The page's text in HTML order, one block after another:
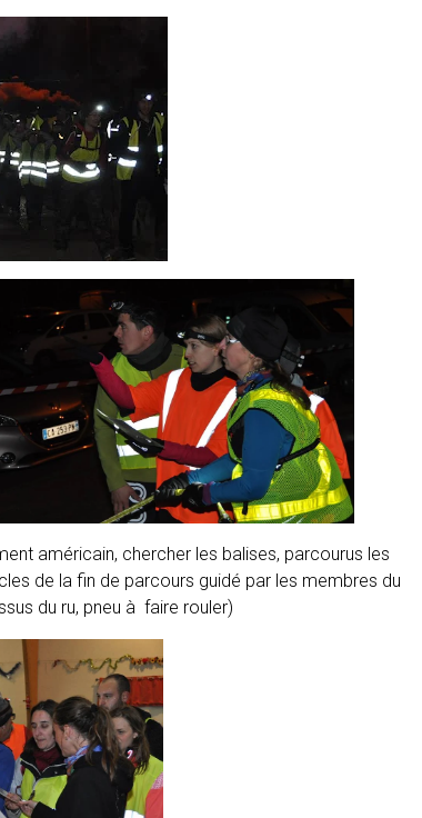
américain, chercher les balises, parcourus les
de la fin de parcours guidé par les membres du
du ru, pneu à faire rouler)